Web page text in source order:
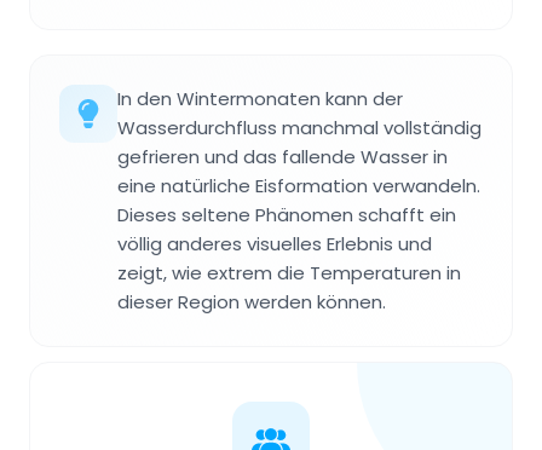
In den Wintermonaten kann der
Wasserdurchfluss manchmal vollständig
gefrieren und das fallende Wasser in
eine natürliche Eisformation verwandeln.
Dieses seltene Phänomen schafft ein
völlig anderes visuelles Erlebnis und
zeigt, wie extrem die Temperaturen in
dieser Region werden können.